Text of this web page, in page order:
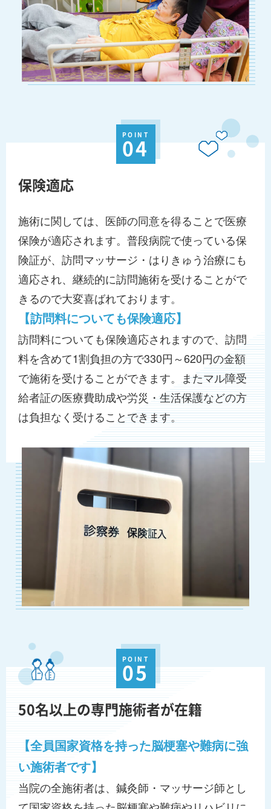
POINT
04
保険適応
施術に関しては、医師の同意を得ることで医療
保険が適応されます。普段病院で使っている保
険証が、訪問マッサージ・はりきゅう治療にも
適応され、継続的に訪問施術を受けることがで
きるので大変喜ばれております。
【訪問料についても保険適応】
訪問料についても保険適応されますので、訪問
料を含めて1割負担の方で330円～620円の金額
で施術を受けることができます。またマル障受
給者証の医療費助成や労災・生活保護などの方
は負担なく受けることできます。
POINT
05
50名以上の専門施術者が在籍
【全員国家資格を持った脳梗塞や難病に強
い施術者です】
当院の全施術者は、鍼灸師・マッサージ師とし